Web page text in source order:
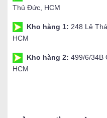
Thủ Đức, HCM
Kho hàng 1: 248 Lê
HCM
Kho hàng 2: 499/6/34B
HCM